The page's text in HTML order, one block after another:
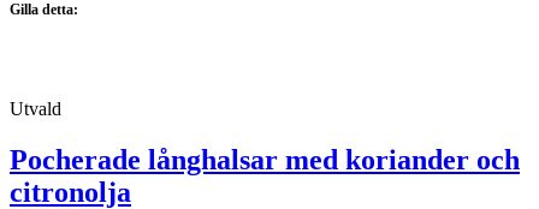
Gilla detta:
Utvald
Pocherade långhalsar med koriander och
citronolja